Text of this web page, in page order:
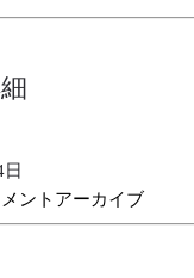
ントアーカイブ